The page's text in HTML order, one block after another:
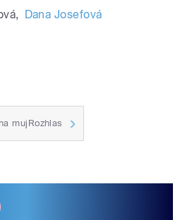
, Dana Josefová
mujRozhlas